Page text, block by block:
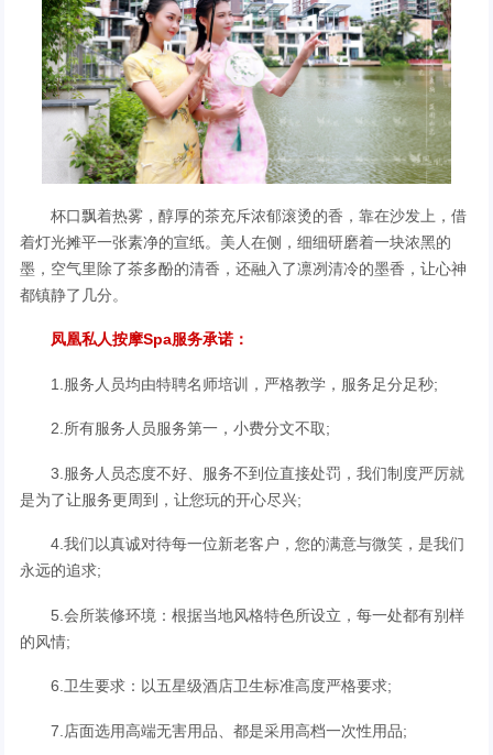
杯口飘着热雾，醇厚的茶充斥浓郁滚烫的香，靠在沙发上，借
着灯光摊平一张素净的宣纸。美人在侧，细细研磨着一块浓黑的
墨，空气里除了茶多酚的清香，还融入了凛冽清冷的墨香，让心神
都镇静了几分。
凤凰私人按摩Spa服务承诺：
1.服务人员均由特聘名师培训，严格教学，服务足分足秒;
2.所有服务人员服务第一，小费分文不取;
3.服务人员态度不好、服务不到位直接处罚，我们制度严厉就
是为了让服务更周到，让您玩的开心尽兴;
4.我们以真诚对待每一位新老客户，您的满意与微笑，是我们
永远的追求;
5.会所装修环境：根据当地风格特色所设立，每一处都有别样
的风情;
6.卫生要求：以五星级酒店卫生标准高度严格要求;
7.店面选用高端无害用品、都是采用高档一次性用品;